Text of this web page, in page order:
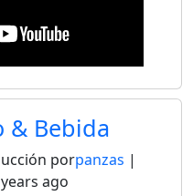
& Bebida
porpanzas |
ago